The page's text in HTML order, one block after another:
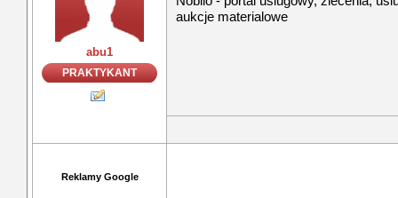
abu1
PRAKTYKANT
aukcje materialowe
Reklamy Google